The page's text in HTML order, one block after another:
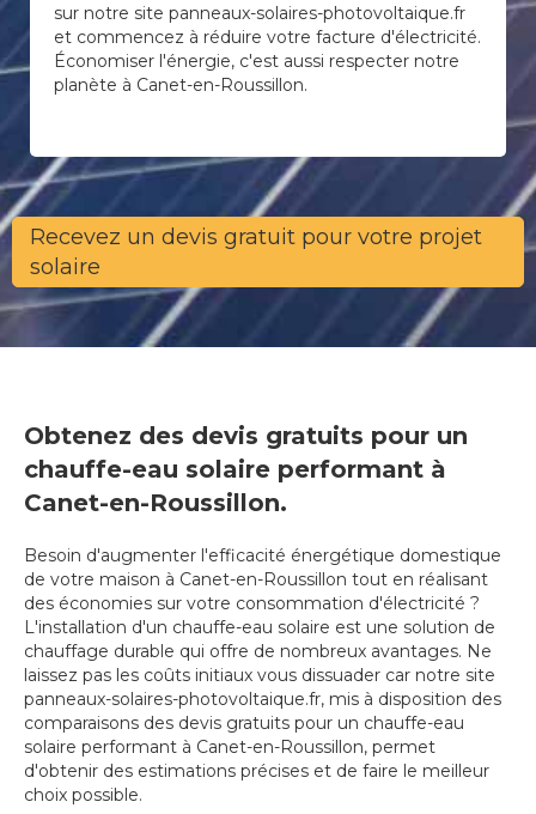
sur notre site panneaux-solaires-photovoltaique.fr
et commencez à réduire votre facture d'électricité.
Économiser l'énergie, c'est aussi respecter notre
planète à Canet-en-Roussillon.
Recevez un devis gratuit pour votre projet
solaire
Obtenez des devis gratuits pour un
chauffe-eau solaire performant à
Canet-en-Roussillon.
Besoin d'augmenter l'efficacité énergétique domestique
de votre maison à Canet-en-Roussillon tout en réalisant
des économies sur votre consommation d'électricité ?
L'installation d'un chauffe-eau solaire est une solution de
chauffage durable qui offre de nombreux avantages. Ne
laissez pas les coûts initiaux vous dissuader car notre site
panneaux-solaires-photovoltaique.fr, mis à disposition des
comparaisons des devis gratuits pour un chauffe-eau
solaire performant à Canet-en-Roussillon, permet
d'obtenir des estimations précises et de faire le meilleur
choix possible.